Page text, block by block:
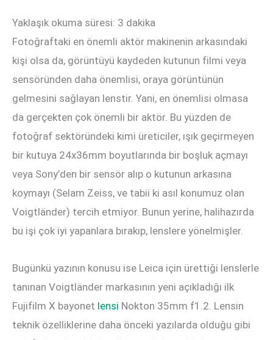
Güncellemeleri
Yaklaşık okuma süresi: 3 dakika
Fotoğraftaki en önemli aktör makinenin arkasındaki
kişi olsa da, görüntüyü kaydeden kutunun filmi veya
sensöründen daha önemlisi, oraya görüntünün
gelmesini sağlayan lenstir. Yani, en önemlisi olmasa
da gerçekten çok önemli bir aktör. Bu yüzden de
fotoğraf sektöründeki kimi üreticiler, ışık geçirmeyen
bir kutuya 24x36mm boyutlarında bir boşluk açmayı
veya Sony’den bir sensör alıp o kutunun arkasına
koymayı (Selam Zeiss, ve tabii ki asıl konumuz olan
Voigtländer) tercih etmiyor. Bunun yerine, halihazırda
bu işi çok iyi yapanlara bırakıp, lenslere yönelmişler.
Bugünkü yazının konusu ise Leica için ürettiği lenslerle
tanınan Voigtländer markasının yeni açıkladığı ilk
Fujifilm X bayonet lensi Nokton 35mm f1.2. Lensin
teknik özelliklerine daha önceki yazılarda olduğu gibi